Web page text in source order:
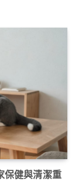
保健與清潔重